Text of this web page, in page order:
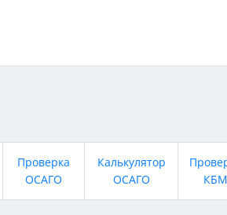
Проверка
ОСАГО
Калькулятор
ОСАГО
КБМ